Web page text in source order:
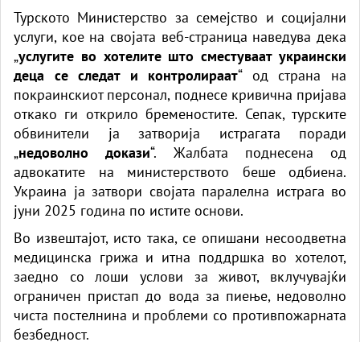
Турското Министерство за семејство и социјални
услуги, кое на својата веб-страница наведува дека
„услугите во хотелите што сместуваат украински
деца се следат и контролираат“ од страна на
покраинскиот персонал, поднесе кривична пријава
откако ги открило бременостите. Сепак, турските
обвинители ја затворија истрагата поради
„недоволно докази“. Жалбата поднесена од
адвокатите на министерството беше одбиена.
Украина ја затвори својата паралелна истрага во
јуни 2025 година по истите основи.
Во извештајот, исто така, се опишани несоодветна
медицинска грижа и итна поддршка во хотелот,
заедно со лоши услови за живот, вклучувајќи
ограничен пристап до вода за пиење, недоволно
чиста постелнина и проблеми со противпожарната
безбедност.